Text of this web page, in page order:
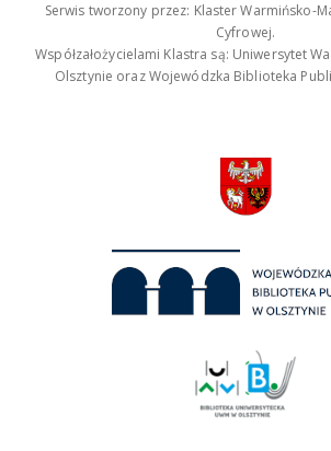
Serwis tworzony przez: Klaster Warmińsko-
Cyfrowej.
Współzałożycielami Klastra są: Uniwersytet
Olsztynie oraz Wojewódzka Biblioteka